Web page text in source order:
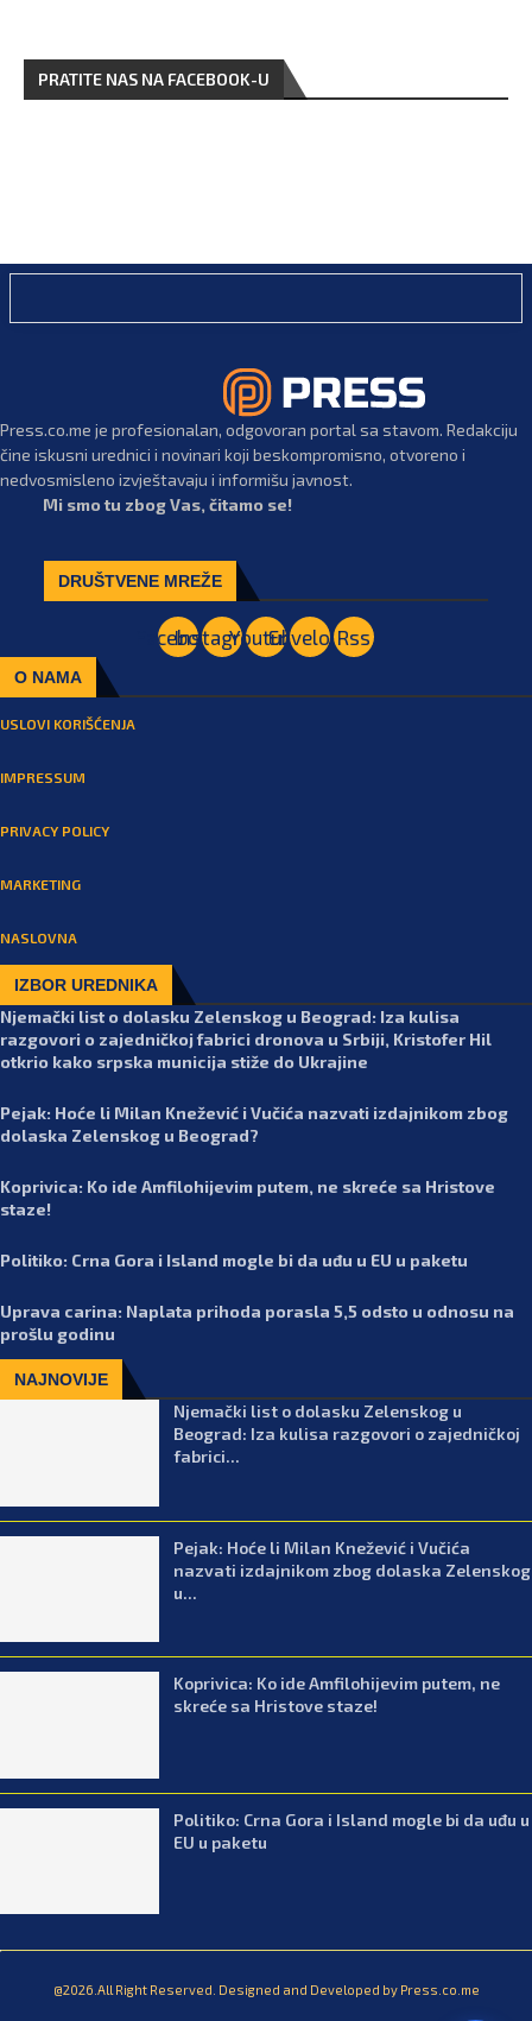
PRATITE NAS NA FACEBOOK-U
Press.co.me je profesionalan, odgovoran portal sa stavom. Redakciju
čine iskusni urednici i novinari koji beskompromisno, otvoreno i
nedvosmisleno izvještavaju i informišu javnost.
Mi smo tu zbog Vas, čitamo se!
DRUŠTVENE MREŽE
Facebook
Instagram
YoutubeEnvelopeRss
O NAMA
USLOVI KORIŠĆENJA
IMPRESSUM
PRIVACY POLICY
MARKETING
NASLOVNA
IZBOR UREDNIKA
Njemački list o dolasku Zelenskog u Beograd: Iza kulisa
razgovori o zajedničkoj fabrici dronova u Srbiji, Kristofer Hil
otkrio kako srpska municija stiže do Ukrajine
Pejak: Hoće li Milan Knežević i Vučića nazvati izdajnikom zbog
dolaska Zelenskog u Beograd?
Koprivica: Ko ide Amfilohijevim putem, ne skreće sa Hristove
staze!
Politiko: Crna Gora i Island mogle bi da uđu u EU u paketu
Uprava carina: Naplata prihoda porasla 5,5 odsto u odnosu na
prošlu godinu
NAJNOVIJE
Njemački list o dolasku Zelenskog u
Beograd: Iza kulisa razgovori o zajedničkoj
fabrici...
Pejak: Hoće li Milan Knežević i Vučića
nazvati izdajnikom zbog dolaska Zelenskog
u...
Koprivica: Ko ide Amfilohijevim putem, ne
skreće sa Hristove staze!
Politiko: Crna Gora i Island mogle bi da uđu u
EU u paketu
@2026.All Right Reserved. Designed and Developed by Press.co.me